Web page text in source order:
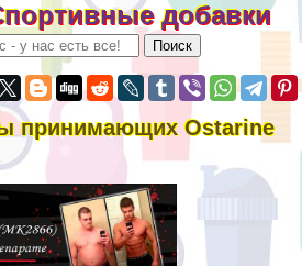
добавки
принимающих Ostarine